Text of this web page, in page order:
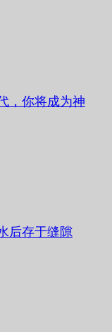
，你将成为神
后存于缝隙